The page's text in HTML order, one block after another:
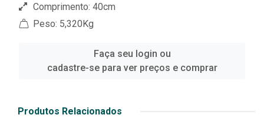
Comprimento: 40cm
Peso: 5,320Kg
Faça seu login ou
cadastre-se para ver preços e comprar
Produtos Relacionados